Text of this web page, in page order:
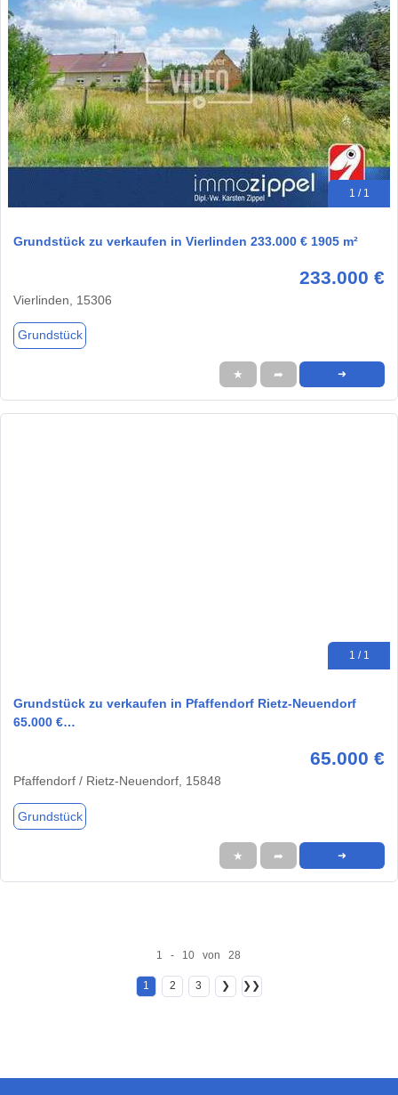
1 / 1
Grundstück zu verkaufen in Vierlinden 233.000 € 1905 m²
233.000 €
Vierlinden, 15306
Grundstück
★ ➦ ➜
1 / 1
Grundstück zu verkaufen in Pfaffendorf Rietz-Neuendorf
65.000 €…
65.000 €
Pfaffendorf / Rietz-Neuendorf, 15848
Grundstück
★ ➦ ➜
1 - 10 von 28
1 2 3 ❯ ❯❯